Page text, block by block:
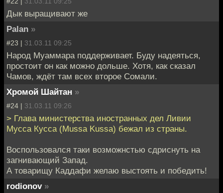
Дык выращивают же
Palan »
#23 | 31.03.11 09:25
Народ Муаммара поддерживает. Буду надеяться,
простоит он как можно дольше. Хотя, как сказал
Чамов, ждёт там всех второе Сомали.
Хромой Шайтан »
#24 | 31.03.11 09:26
> Глава министерства иностранных дел Ливии
Мусса Кусса (Mussa Kussa) бежал из страны.
Воспользовался таки возможнстью сдриснуть на
загнивающий Запад.
А товарищу Каддафи желаю выстоять и победить!
rodionov »